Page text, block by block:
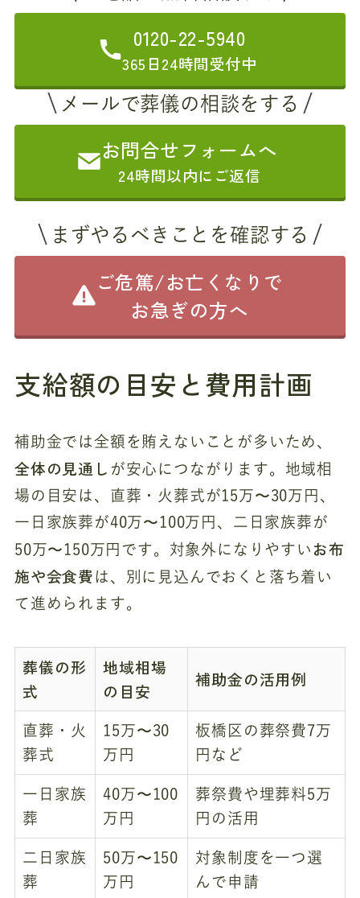
0120-22-5940
365日24時間受付中
メールで葬儀の相談をする
お問合せフォームへ
24時間以内にご返信
まずやるべきことを確認する
ご危篤/お亡くなりで
お急ぎの方へ
支給額の目安と費用計画
補助金では全額を賄えないことが多いため、
全体の見通し が安心につながります。地域相
場の目安は、直葬・火葬式が15万〜30万円、
一日家族葬が40万〜100万円、二日家族葬が
50万〜150万円です。対象外になりやすい お布
施や会食費 は、別に見込んでおくと落ち着い
て進められます。
葬儀の形
式
地域相場
の目安
補助金の活用例
直葬・火
葬式
15万〜30
万円
板橋区の葬祭費7万
円など
一日家族
葬
40万〜100
万円
葬祭費や埋葬料5万
円の活用
二日家族
葬
50万〜150
万円
対象制度を一つ選
んで申請